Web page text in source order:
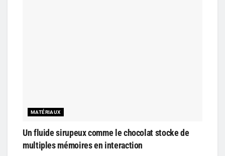
MATÉRIAUX
Un fluide sirupeux comme le chocolat stocke de
multiples mémoires en interaction